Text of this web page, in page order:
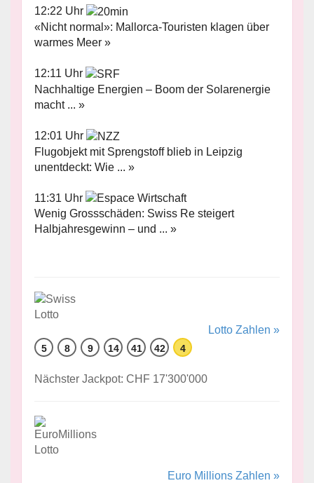
12:22 Uhr
«Nicht normal»: Mallorca-Touristen klagen über
warmes Meer »
12:11 Uhr
Nachhaltige Energien – Boom der Solarenergie
macht ... »
12:01 Uhr
Flugobjekt mit Sprengstoff blieb in Leipzig
unentdeckt: Wie ... »
11:31 Uhr
Wenig Grossschäden: Swiss Re steigert
Halbjahresgewinn – und ... »
Lotto Zahlen »
5 8 9 14 41 42 4
Nächster Jackpot: CHF 17'300'000
Euro Millions Zahlen »